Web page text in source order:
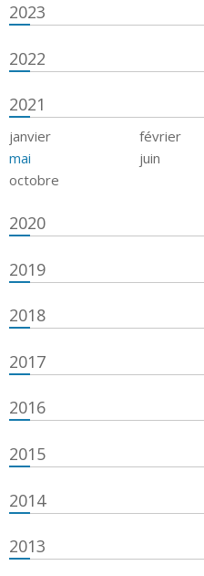
2023
2022
2021
janvier février
mai
juin
octobre
2020
2019
2018
2017
2016
2015
2014
2013